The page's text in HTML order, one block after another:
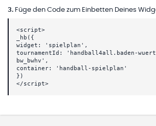
3. Füge den Code zum Einbetten Deines
<script>
_hb({
widget: 'spielplan',
tournamentId: 'handball4all.baden-
bw_bwhv',
container: 'handball-spielplan'
})
</script>